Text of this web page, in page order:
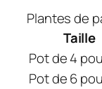
Plantes de
Taille
Pot de 4
Pot de 6